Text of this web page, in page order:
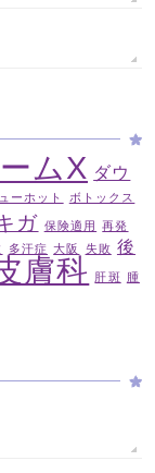
ムX ダウ
ーホット ボトックス
ガ 保険適用
再発
多汗症 大阪 失敗 後
膚科 肝斑 腫